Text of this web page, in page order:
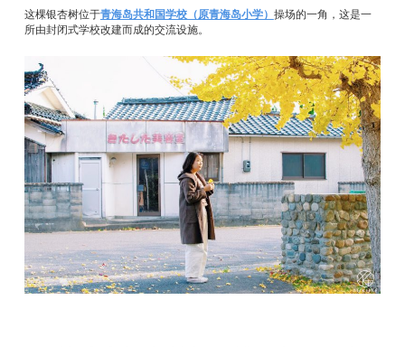
这棵银杏树位于青海岛共和国学校（原青海岛小学） 操场的一角，这是一
所由封闭式学校改建而成的交流设施。